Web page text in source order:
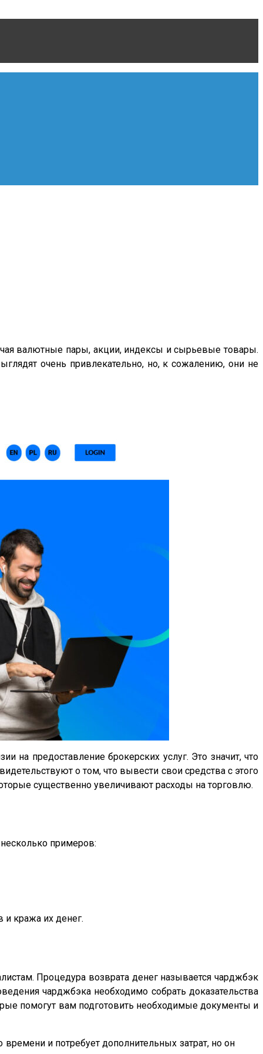
валютные пары, акции, индексы и сырьевые товары.
очень привлекательно, но, к сожалению, они не
на предоставление брокерских услуг. Это значит, что
о том, что вывести свои средства с этого
существенно увеличивают расходы на торговлю.
примеров:
и кража их денег.
Процедура возврата денег называется чарджбэк
чарджбэка необходимо собрать доказательства
помогут вам подготовить необходимые документы и
и потребует дополнительных затрат, но он